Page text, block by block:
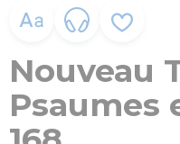
Nouveau
Psaumes